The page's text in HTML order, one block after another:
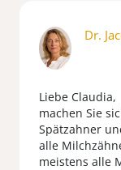
Dr.
Liebe Claudia,
machen Sie
Spätzahner
alle
meistens alle